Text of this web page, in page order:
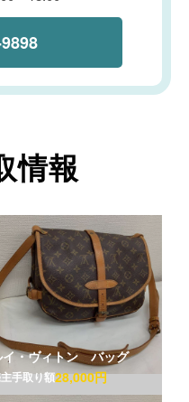
情報
イ・ヴィトン バッグ
手取り額28,000円